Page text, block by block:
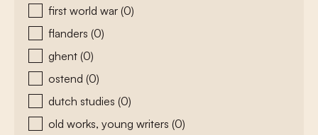
first world war (0)
flanders (0)
ghent (0)
ostend (0)
dutch studies (0)
old works, young writers (0)